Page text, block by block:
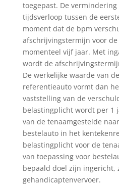
toegepast. De
tijdsverloop tussen de
moment dat de bpm
afschrijvingstermijn voor
momenteel vijf jaar. Met
wordt de
De werkelijke waarde van
referentieauto vormt dan
vaststelling van de
belastingplicht wordt per 1
van de tenaamgestelde
bestelauto in het
belastingplicht voor de
van toepassing voor
bepaald doel zijn ingericht,
gehandicaptenvervoer.